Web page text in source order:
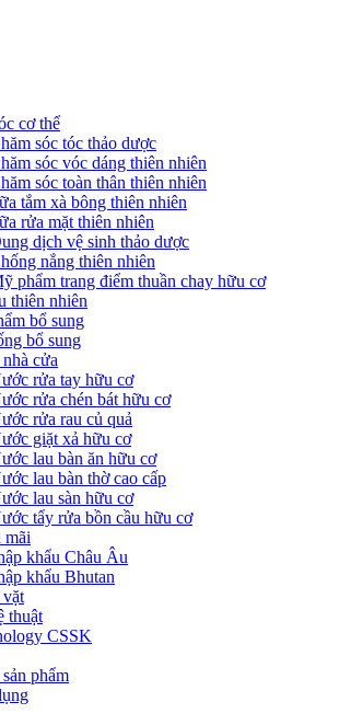
cơ thể
sóc tóc thảo dược
sóc vóc dáng thiên nhiên
sóc toàn thân thiên nhiên
tắm xà bông thiên nhiên
rửa mặt thiên nhiên
dịch vệ sinh thảo dược
nắng thiên nhiên
phẩm trang điểm thuần chay hữu cơ
thiên nhiên
bổ sung
bổ sung
cửa
rửa tay hữu cơ
rửa chén bát hữu cơ
rửa rau củ quả
giặt xả hữu cơ
lau bàn ăn hữu cơ
lau bàn thờ cao cấp
lau sàn hữu cơ
tẩy rửa bồn cầu hữu cơ
mãi
khẩu Châu Âu
khẩu Bhutan
thuật
CSSK
phẩm